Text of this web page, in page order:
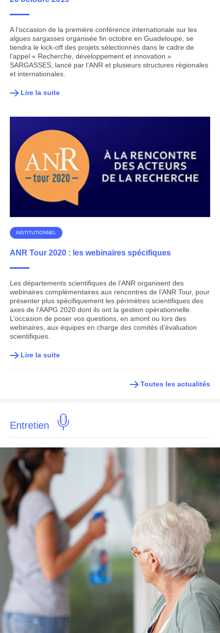
A l’occasion de la première conférence internationale sur les
algues sargasses organisée fin octobre en Guadeloupe, se
tiendra le kick-off des projets sélectionnés dans le cadre de
l’appel « Recherche, développement et innovation »
SARGASSES, lancé par l’ANR et plusieurs structures régionales
et internationales.
Lire la suite
INSTITUTIONNEL
ANR Tour 2020 : les webinaires spécifiques
Les départements scientifiques de l’ANR organisent des
webinaires complémentaires aux rencontres de l’ANR Tour, pour
présenter plus spécifiquement les périmètres scientifiques des
axes de l’AAPG 2020 dont ils ont la gestion opérationnelle.
L’occasion de poser vos questions, en amont ou lors des
webinaires, aux équipes en charge des comités d’évaluation
scientifiques.
Lire la suite
Toutes les actualités
Entretien